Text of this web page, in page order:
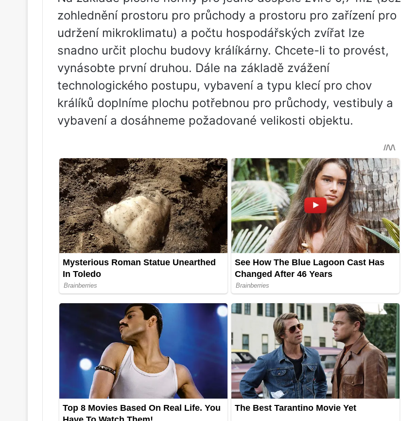
zohlednění prostoru pro průchody a prostoru pro zařízení pro
udržení mikroklimatu) a počtu hospodářských zvířat lze
snadno určit plochu budovy králíkárny. Chcete-li to provést,
vynásobte první druhou. Dále na základě zvážení
technologického postupu, vybavení a typu klecí pro chov
králíků doplníme plochu potřebnou pro průchody, vestibuly a
vybavení a dosáhneme požadované velikosti objektu.